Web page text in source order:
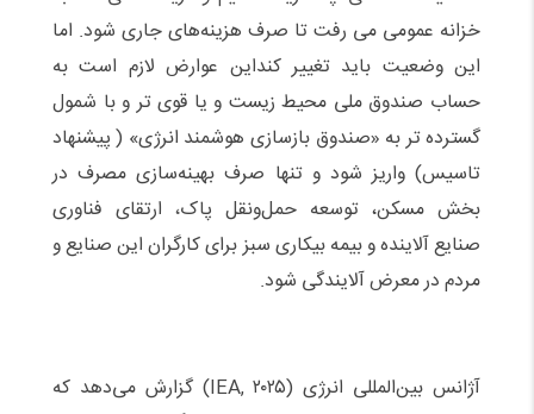
خزانه عمومی می رفت تا صرف هزینه‌های جاری شود. اما
این وضعیت باید تغییر کنداین عوارض لازم است به
حساب صندوق ملی محیط زیست و یا قوی تر و با شمول
گسترده تر به «صندوق بازسازی هوشمند انرژی» ( پیشنهاد
تاسیس) واریز شود و تنها صرف بهینه‌سازی مصرف در
بخش مسکن، توسعه حمل‌ونقل پاک، ارتقای فناوری
صنایع آلاینده و بیمه بیکاری سبز برای کارگران این صنایع و
مردم در معرض آلایندگی شود.
آژانس بین‌المللی انرژی (IEA, ۲۰۲۵) گزارش می‌دهد که